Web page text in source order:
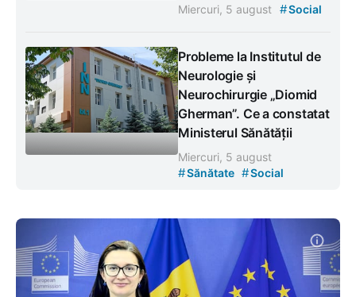
Miercuri, 5 august #Social
Probleme la Institutul de
Neurologie și
Neurochirurgie „Diomid
Gherman”. Ce a constatat
Ministerul Sănătății
Miercuri, 5 august
#Sănătate #Social